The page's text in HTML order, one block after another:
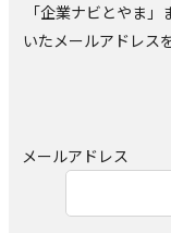
「企業ナビとやま
いたメールアドレス
メールアドレス